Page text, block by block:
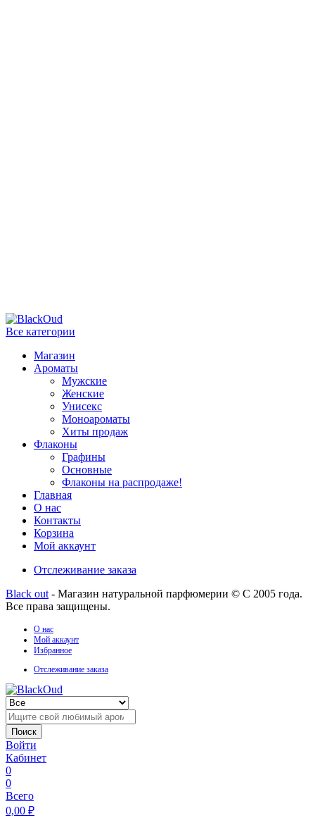
Все категории
Магазин
Ароматы
Мужские
Женские
Унисекс
Моноароматы
Хиты продаж
Флаконы
Графины
Основные
Флаконы на распродаже!
Главная
О нас
Контакты
Корзина
Мой аккаунт
Отслеживание заказа
Black out - Магазин натуральной парфюмерии © С 2005 года.
Все права защищены.
О нас
Мой аккаунт
Избранное
Отслеживание заказа
Поиск
Войти
Кабинет
0
0
Всего
0,00 ₽